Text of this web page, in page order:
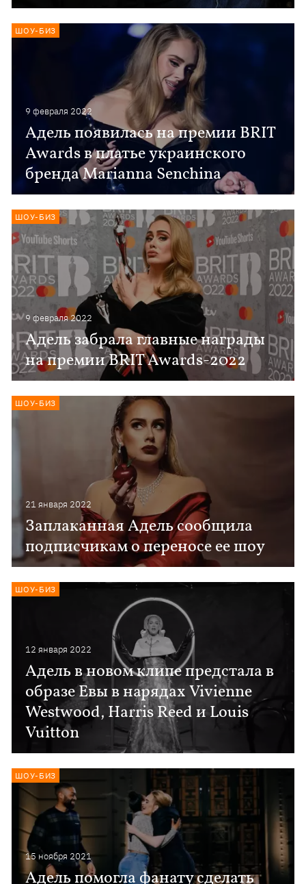
9 февраля 2022
Адель появилась на премии BRIT
Awards в платье украинского
бренда Marianna Senchina
ШОУ-БИЗ
9 февраля 2022
Адель забрала главные награды
на премии BRIT Awards-2022
ШОУ-БИЗ
21 января 2022
Заплаканная Адель сообщила
подписчикам о переносе ее шоу
ШОУ-БИЗ
12 января 2022
Адель в новом клипе предстала в
образе Евы в нарядах Vivienne
Westwood, Harris Reed и Louis
Vuitton
ШОУ-БИЗ
15 ноября 2021
Адель помогла фанату сделать
ШОУ-БИЗ